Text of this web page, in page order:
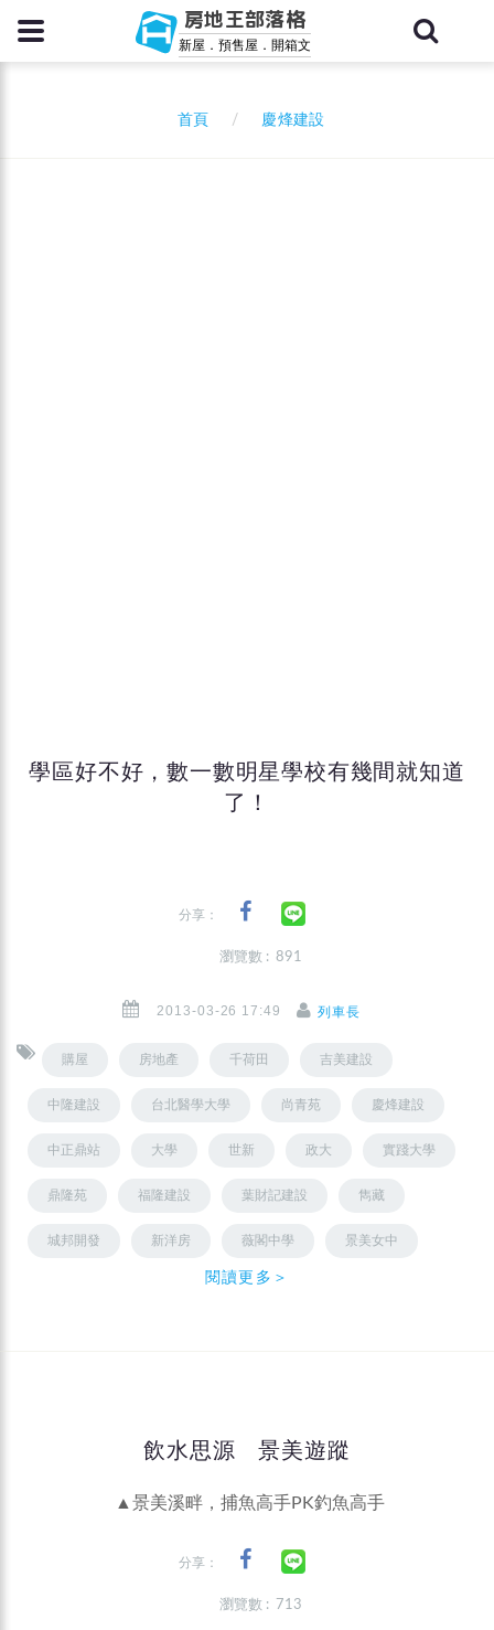
房地王部落格
新屋．預售屋．開箱文
首頁 慶烽建設
學區好不好，數一數明星學校有幾間就知道
了！
分享：
瀏覽數 : 891
2013-03-26 17:49 列車長
購屋 房地產 千荷田 吉美建設
中隆建設 台北醫學大學 尚青苑 慶烽建設
中正鼎站 大學 世新 政大 實踐大學
鼎隆苑 福隆建設 葉財記建設 雋藏
城邦開發 新洋房 薇閣中學 景美女中
閱讀更多＞
飲水思源 景美遊蹤
▲景美溪畔，捕魚高手PK釣魚高手
分享：
瀏覽數 : 713